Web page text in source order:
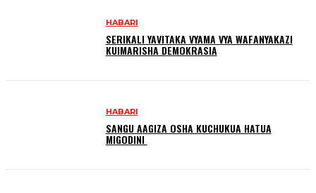
HABARI
SERIKALI YAVITAKA VYAMA VYA WAFANYAKAZI
KUIMARISHA DEMOKRASIA
HABARI
SANGU AAGIZA OSHA KUCHUKUA HATUA
MIGODINI ‎